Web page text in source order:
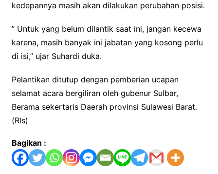
kedepannya masih akan dilakukan perubahan posisi.
” Untuk yang belum dilantik saat ini, jangan kecewa
karena, masih banyak ini jabatan yang kosong perlu
di isi,” ujar Suhardi duka.
Pelantikan ditutup dengan pemberian ucapan
selamat acara bergiliran oleh gubenur Sulbar,
Berama sekertaris Daerah provinsi Sulawesi Barat.
(Rls)
Bagikan :